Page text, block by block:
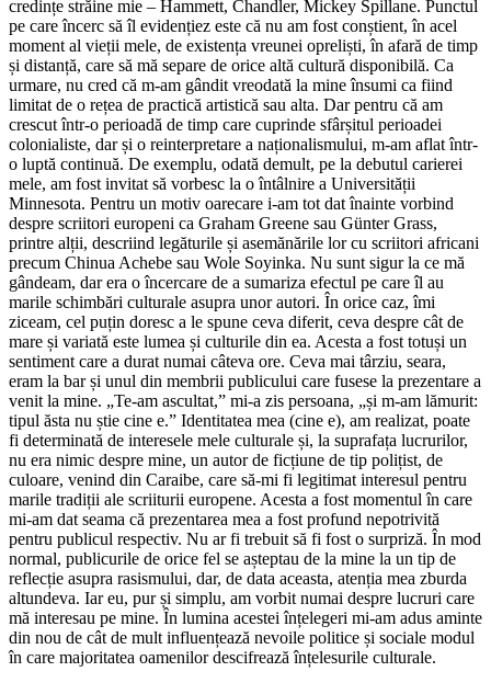
credințe străine mie – Hammett, Chandler, Mickey Spillane. Punctul
pe care încerc să îl evidențiez este că nu am fost conștient, în acel
moment al vieții mele, de existența vreunei opreliști, în afară de timp
și distanță, care să mă separe de orice altă cultură disponibilă. Ca
urmare, nu cred că m-am gândit vreodată la mine însumi ca fiind
limitat de o rețea de practică artistică sau alta. Dar pentru că am
crescut într-o perioadă de timp care cuprinde sfârșitul perioadei
colonialiste, dar și o reinterpretare a naționalismului, m-am aflat într-
o luptă continuă. De exemplu, odată demult, pe la debutul carierei
mele, am fost invitat să vorbesc la o întâlnire a Universității
Minnesota. Pentru un motiv oarecare i-am tot dat înainte vorbind
despre scriitori europeni ca Graham Greene sau Günter Grass,
printre alții, descriind legăturile și asemănările lor cu scriitori africani
precum Chinua Achebe sau Wole Soyinka. Nu sunt sigur la ce mă
gândeam, dar era o încercare de a sumariza efectul pe care îl au
marile schimbări culturale asupra unor autori. În orice caz, îmi
ziceam, cel puțin doresc a le spune ceva diferit, ceva despre cât de
mare și variată este lumea și culturile din ea. Acesta a fost totuși un
sentiment care a durat numai câteva ore. Ceva mai târziu, seara,
eram la bar și unul din membrii publicului care fusese la prezentare a
venit la mine. „Te-am ascultat,” mi-a zis persoana, „și m-am lămurit:
tipul ăsta nu știe cine e.” Identitatea mea (cine e), am realizat, poate
fi determinată de interesele mele culturale și, la suprafața lucrurilor,
nu era nimic despre mine, un autor de ficțiune de tip polițist, de
culoare, venind din Caraibe, care să-mi fi legitimat interesul pentru
marile tradiții ale scriiturii europene. Acesta a fost momentul în care
mi-am dat seama că prezentarea mea a fost profund nepotrivită
pentru publicul respectiv. Nu ar fi trebuit să fi fost o surpriză. În mod
normal, publicurile de orice fel se așteptau de la mine la un tip de
reflecție asupra rasismului, dar, de data aceasta, atenția mea zburda
altundeva. Iar eu, pur și simplu, am vorbit numai despre lucruri care
mă interesau pe mine. În lumina acestei înțelegeri mi-am adus aminte
din nou de cât de mult influențează nevoile politice și sociale modul
în care majoritatea oamenilor descifrează înțelesurile culturale.